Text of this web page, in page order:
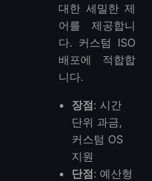
대한 세밀한 제
어를 제공합니
다. 커스텀 ISO
배포에 적합합
니다.
장점: 시간
단위 과금,
커스텀 OS
지원
단점: 예산형